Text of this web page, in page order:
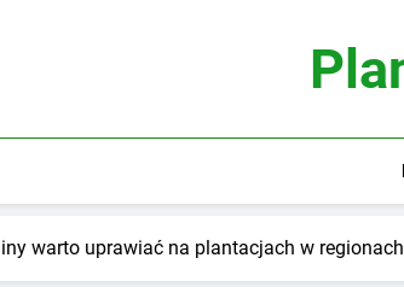
warto uprawiać na plantacjach w